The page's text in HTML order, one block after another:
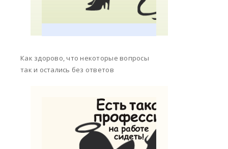
Как здорово, что некоторые вопросы
так и остались без ответов